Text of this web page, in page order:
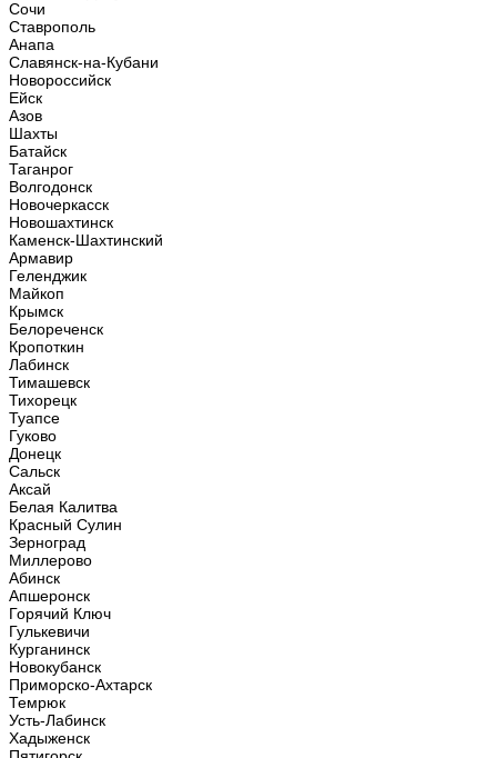
Сочи
Ставрополь
Анапа
Славянск-на-Кубани
Новороссийск
Ейск
Азов
Шахты
Батайск
Таганрог
Волгодонск
Новочеркасск
Новошахтинск
Каменск-Шахтинский
Армавир
Геленджик
Майкоп
Крымск
Белореченск
Кропоткин
Лабинск
Тимашевск
Тихорецк
Туапсе
Гуково
Донецк
Сальск
Аксай
Белая Калитва
Красный Сулин
Зерноград
Миллерово
Абинск
Апшеронск
Горячий Ключ
Гулькевичи
Курганинск
Новокубанск
Приморско-Ахтарск
Темрюк
Усть-Лабинск
Хадыженск